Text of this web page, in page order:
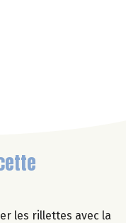
les rillettes avec la